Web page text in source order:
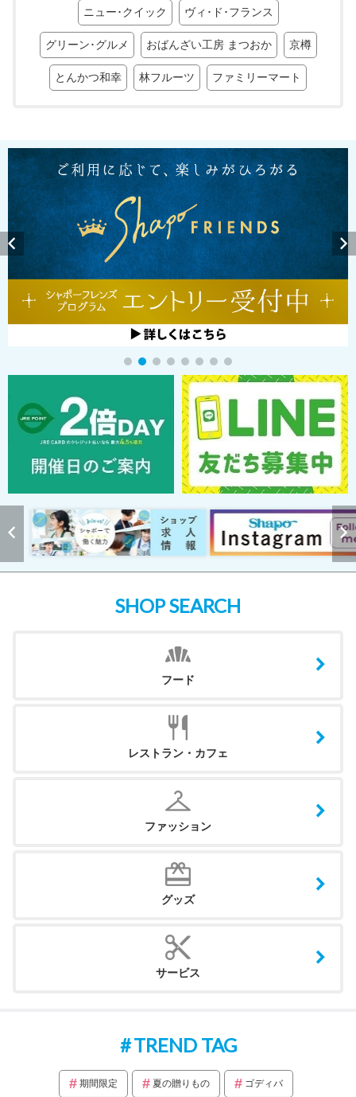
ニュー･クイック ヴィ･ド･フランス
グリーン･グルメ おばんざい工房 まつおか 京樽
とんかつ和幸 林フルーツ ファミリーマート
SHOP SEARCH
フード
レストラン・カフェ
ファッション
グッズ
サービス
TREND TAG
期間限定 夏の贈りもの ゴディバ